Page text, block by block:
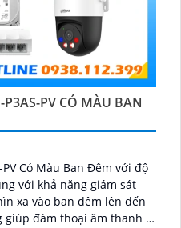
PV CÓ MÀU BAN
PV Có Màu Ban Đêm với độ
với khả năng giám sát
xa vào ban đêm lên đến
giúp đàm thoại âm thanh 2